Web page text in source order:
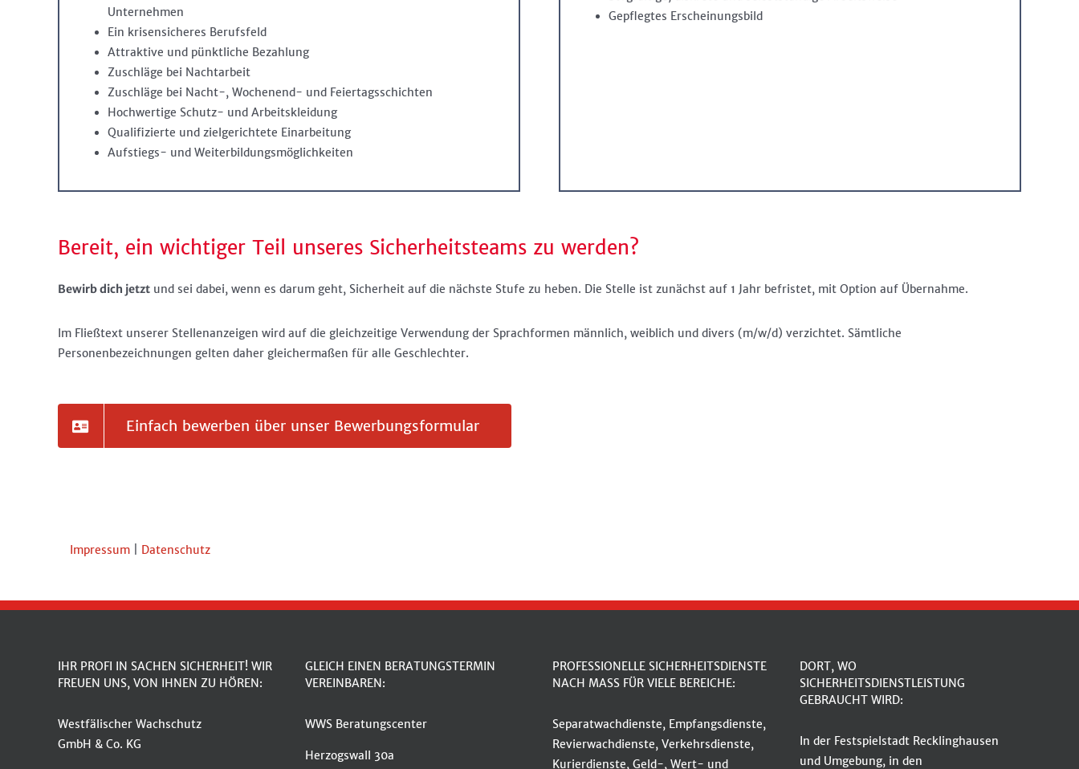
Unternehmen
Ein krisensicheres Berufsfeld
Attraktive und pünktliche Bezahlung
Zuschläge bei Nachtarbeit
Zuschläge bei Nacht-, Wochenend- und Feiertagsschichten
Hochwertige Schutz- und Arbeitskleidung
Qualifizierte und zielgerichtete Einarbeitung
Aufstiegs- und Weiterbildungsmöglichkeiten
Gepflegtes Erscheinungsbild
Bereit, ein wichtiger Teil unseres Sicherheitsteams zu werden?
Bewirb dich jetztund sei dabei, wenn es darum geht, Sicherheit auf die nächste Stufe zu heben. Die Stelle ist zunächst auf 1 Jahr befristet, mit Option auf Übernahme.
Im Fließtext unserer Stellenanzeigen wird auf die gleichzeitige Verwendung der Sprachformen männlich, weiblich und divers (m/w/d) verzichtet. Sämtliche
Personenbezeichnungen gelten daher gleichermaßen für alle Geschlechter.
Einfach bewerben über unser Bewerbungsformular
Impressum| Datenschutz
IHR PROFI IN SACHEN SICHERHEIT! WIR
FREUEN UNS, VON IHNEN ZU HÖREN:
Westfälischer Wachschutz
GmbH & Co. KG
GLEICH EINEN BERATUNGSTERMIN
VEREINBAREN:
WWS Beratungscenter
Herzogswall 30a
PROFESSIONELLE SICHERHEITSDIENSTE
NACH MASS FÜR VIELE BEREICHE:
Separatwachdienste, Empfangsdienste,
Revierwachdienste, Verkehrsdienste,
Kurierdienste, Geld-, Wert- und
DORT, WO
SICHERHEITSDIENSTLEISTUNG
GEBRAUCHT WIRD:
In der Festspielstadt Recklinghausen
und Umgebung, in den